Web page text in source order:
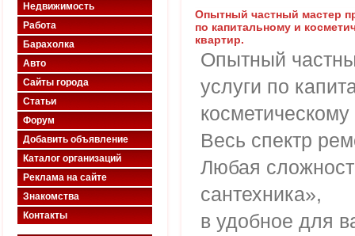
Недвижимость
Работа
Барахолка
Авто
Сайты города
Статьи
Форум
Добавить объявление
Каталог организаций
Реклама на сайте
Знакомства
Контакты
Опытный частный мастер
по капитальному и
квартир.
Опытный
услуги по
Весь спектр
Любая
сантехника»,
в удобное для